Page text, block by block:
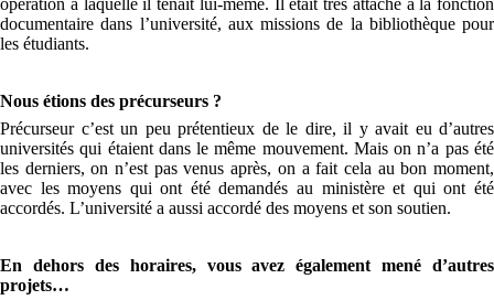
documentaire dans l’université, aux missions de la bibliothèque pour
les étudiants.
Nous étions des précurseurs ?
Précurseur c’est un peu prétentieux de le dire, il y avait eu d’autres
universités qui étaient dans le même mouvement. Mais on n’a pas été
les derniers, on n’est pas venus après, on a fait cela au bon moment,
avec les moyens qui ont été demandés au ministère et qui ont été
accordés. L’université a aussi accordé des moyens et son soutien.
En dehors des horaires, vous avez également mené d’autres
projets…